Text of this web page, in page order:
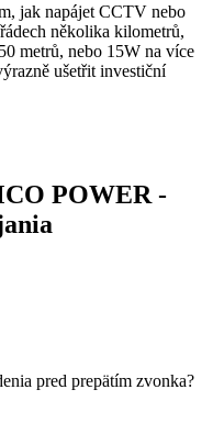
jak napájet CCTV nebo
několika kilometrů,
metrů, nebo 15W na více
ušetřit investiční
POWER -
pred prepätím zvonka?